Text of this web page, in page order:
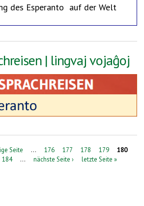
des Esperanto auf der Welt
Esperanto-Bundes
| lingvaj vojaĝoj
Seite … 176 177 178 179
180
184 … nächste Seite › letzte Seite »